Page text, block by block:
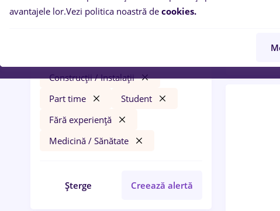
Filtre
Construcții / Instalații
Part time
Student
Fără experiență
Medicină / Sănătate
Șterge Creează alertă
0locuri
avantajele lor.Vezi politica noastră de cookies.